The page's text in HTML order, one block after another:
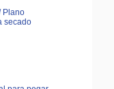
Plano
secado